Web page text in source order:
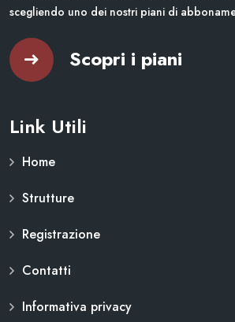
scegliendo uno dei nostri piani di
Scopri i piani
Link Utili
Home
Strutture
Registrazione
Contatti
Informativa privacy